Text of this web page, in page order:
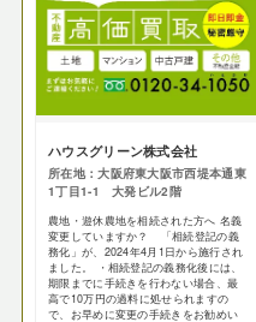
ハウスグリーン株式会社
所在地：大阪府東大阪市西堤本通東
1丁目1-1 大発ビル2階
農地・遊休農地を相続された方へ 名義
変更していますか？ 「相続登記の義
務化」が、2024年4月1日から施行され
ました。 ・相続登記の義務化後には、
期限までに手続きを行わない場合、最
高で10万円の過料に処せられますの
で、お早めに変更の手続きをお勧めい